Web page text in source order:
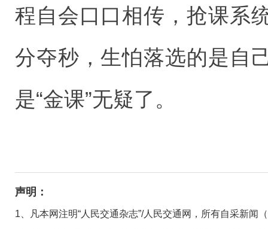
程自会口口相传，抢课系
分夺秒，生怕落选的是自
是“金课”无疑了。
声明：
1、凡本网注明“人民交通杂志”/人民交通网，所有自采新